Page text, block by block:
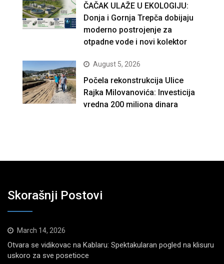
ČAČAK ULAŽE U EKOLOGIJU:
Donja i Gornja Trepča dobijaju
moderno postrojenje za
otpadne vode i novi kolektor
August 5, 2026
Počela rekonstrukcija Ulice
Rajka Milovanovića: Investicija
vredna 200 miliona dinara
Skorašnji Postovi
March 14, 2026
Otvara se vidikovac na Kablaru: Spektakularan pogled na klisuru
uskoro za sve posetioce